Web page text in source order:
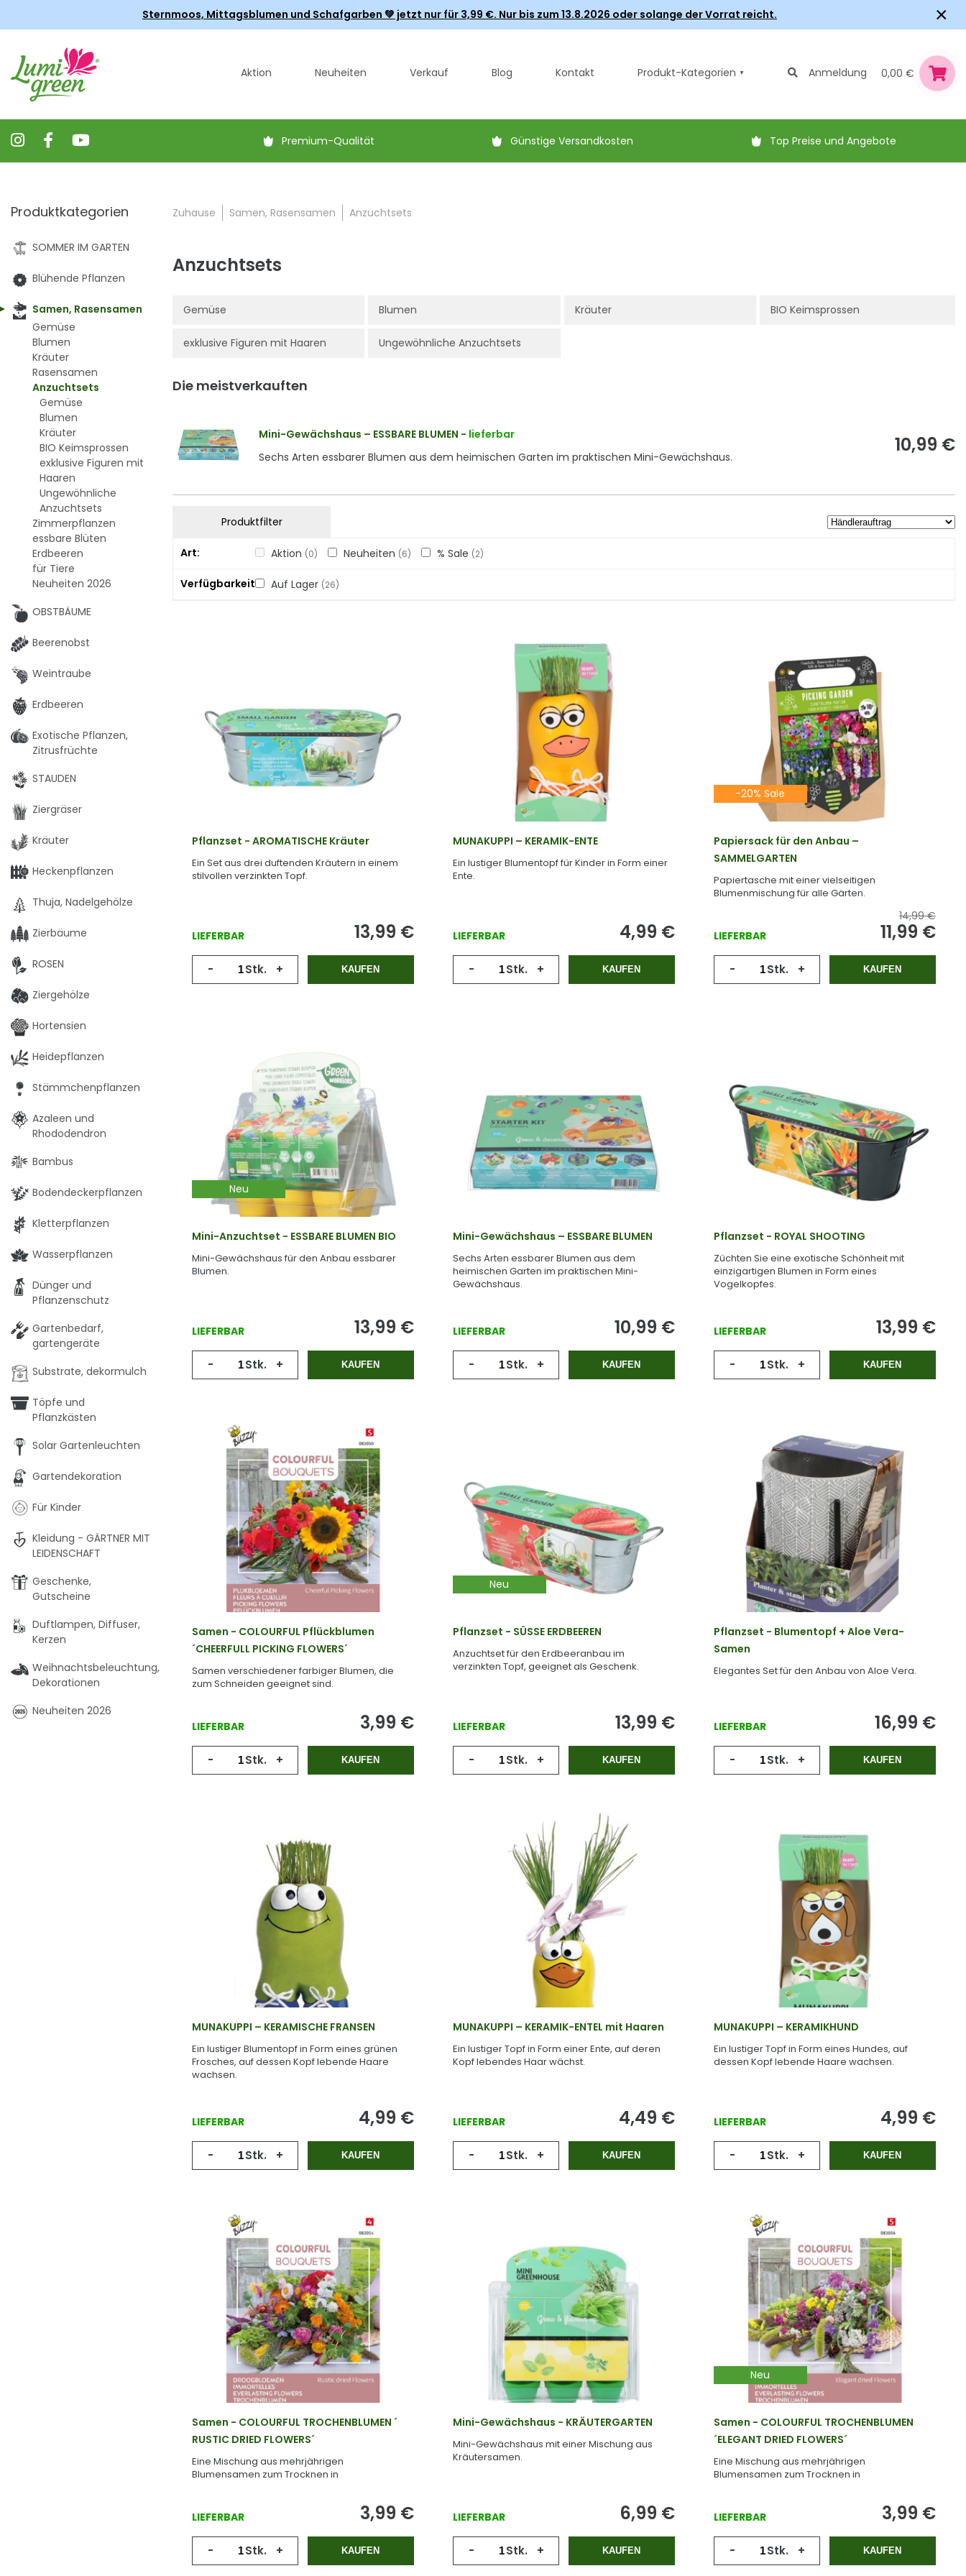
Sternmoos, Mittagsblumen und Schafgarben 💚 jetzt nur für 3,99 €. Nur bis zum 13.8.2026 oder solange der Vorrat reicht. ×
Aktion Neuheiten Verkauf Blog Kontakt Produkt-Kategorien Anmeldung 0,00 €
Premium-Qualität Günstige Versandkosten Top Preise und Angebote
Zuhause Samen, Rasensamen Anzuchtsets
Anzuchtsets
Gemüse Blumen Kräuter BIO Keimsprossen
exklusive Figuren mit Haaren Ungewöhnliche Anzuchtsets
Die meistverkauften
Mini-Gewächshaus – ESSBARE BLUMEN - lieferbar
Sechs Arten essbarer Blumen aus dem heimischen Garten im praktischen Mini-Gewächshaus.
10,99 €
Produktfilter
Art Aktion (0) Neuheiten (6) % Sale (2)
Verfügbarkeit Auf Lager (26)
Pflanzset - AROMATISCHE Kräuter
Ein Set aus drei duftenden Kräutern in einem
stilvollen verzinkten Topf.
LIEFERBAR 13,99 €
- Stk. + KAUFEN
MUNAKUPPI – KERAMIK-ENTE
Ein lustiger Blumentopf für Kinder in Form einer
Ente.
LIEFERBAR 4,99 €
- Stk. + KAUFEN
-20% Sale
Papiersack für den Anbau –
SAMMELGARTEN
Papiertasche mit einer vielseitigen
Blumenmischung für alle Gärten.
LIEFERBAR
14,99 €
11,99 €
- Stk. + KAUFEN
Neu
Mini-Anzuchtset - ESSBARE BLUMEN BIO
Mini-Gewächshaus für den Anbau essbarer
Blumen.
LIEFERBAR 13,99 €
- Stk. + KAUFEN
Mini-Gewächshaus – ESSBARE BLUMEN
Sechs Arten essbarer Blumen aus dem
heimischen Garten im praktischen Mini-
Gewächshaus.
LIEFERBAR 10,99 €
- Stk. + KAUFEN
Pflanzset - ROYAL SHOOTING
Züchten Sie eine exotische Schönheit mit
einzigartigen Blumen in Form eines
Vogelkopfes.
LIEFERBAR 13,99 €
- Stk. + KAUFEN
Samen - COLOURFUL Pflückblumen
´CHEERFULL PICKING FLOWERS´
Samen verschiedener farbiger Blumen, die
zum Schneiden geeignet sind.
LIEFERBAR 3,99 €
- Stk. + KAUFEN
Neu
Pflanzset - SÜSSE ERDBEEREN
Anzuchtset für den Erdbeeranbau im
verzinkten Topf, geeignet als Geschenk.
LIEFERBAR 13,99 €
- Stk. + KAUFEN
Pflanzset - Blumentopf + Aloe Vera-
Samen
Elegantes Set für den Anbau von Aloe Vera.
LIEFERBAR 16,99 €
- Stk. + KAUFEN
MUNAKUPPI – KERAMISCHE FRANSEN
Ein lustiger Blumentopf in Form eines grünen
Frosches, auf dessen Kopf lebende Haare
wachsen.
LIEFERBAR 4,99 €
- Stk. + KAUFEN
MUNAKUPPI – KERAMIK-ENTEL mit Haaren
Ein lustiger Topf in Form einer Ente, auf deren
Kopf lebendes Haar wächst.
LIEFERBAR 4,49 €
- Stk. + KAUFEN
MUNAKUPPI – KERAMIKHUND
Ein lustiger Topf in Form eines Hundes, auf
dessen Kopf lebende Haare wachsen.
LIEFERBAR 4,99 €
- Stk. + KAUFEN
Samen - COLOURFUL TROCHENBLUMEN ´
RUSTIC DRIED FLOWERS´
Eine Mischung aus mehrjährigen
Blumensamen zum Trocknen in
LIEFERBAR 3,99 €
- Stk. + KAUFEN
Mini-Gewächshaus - KRÄUTERGARTEN
Mini-Gewächshaus mit einer Mischung aus
Kräutersamen.
LIEFERBAR 6,99 €
- Stk. + KAUFEN
Neu
Samen - COLOURFUL TROCHENBLUMEN
´ELEGANT DRIED FLOWERS´
Eine Mischung aus mehrjährigen
Blumensamen zum Trocknen in
LIEFERBAR 3,99 €
- Stk. + KAUFEN
Produktkategorien
SOMMER IM GARTEN
Blühende Pflanzen
Samen, Rasensamen
Gemüse
Blumen
Kräuter
Rasensamen
Anzuchtsets
Gemüse
Blumen
Kräuter
BIO Keimsprossen
exklusive Figuren mit
Haaren
Ungewöhnliche
Anzuchtsets
Zimmerpflanzen
essbare Blüten
Erdbeeren
für Tiere
Neuheiten 2026
OBSTBÄUME
Beerenobst
Weintraube
Erdbeeren
Exotische Pflanzen,
Zitrusfrüchte
STAUDEN
Ziergräser
Kräuter
Heckenpflanzen
Thuja, Nadelgehölze
Zierbäume
ROSEN
Ziergehölze
Hortensien
Heidepflanzen
Stämmchenpflanzen
Azaleen und
Rhododendron
Bambus
Bodendeckerpflanzen
Kletterpflanzen
Wasserpflanzen
Dünger und
Pflanzenschutz
Gartenbedarf,
gartengeräte
Substrate, dekormulch
Töpfe und
Pflanzkästen
Solar Gartenleuchten
Gartendekoration
Für Kinder
Kleidung - GÄRTNER MIT
LEIDENSCHAFT
Geschenke,
Gutscheine
Duftlampen, Diffuser,
Kerzen
Weihnachtsbeleuchtung,
Dekorationen
Neuheiten 2026